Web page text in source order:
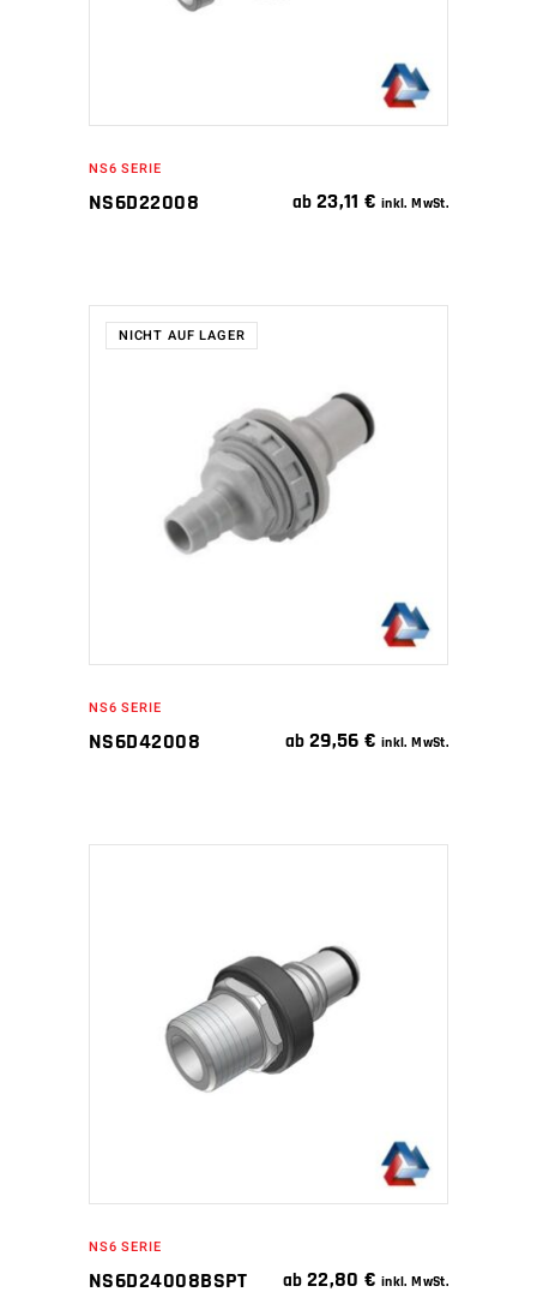
NS6 SERIE
NS6D22008 ab 23,11€ inkl. MwSt.
NICHT AUF LAGER
WEITERLESEN
NS6 SERIE
NS6D42008 ab 29,56€ inkl. MwSt.
IN DEN WARENKORB
NS6 SERIE
NS6D24008BSPT ab 22,80€ inkl. MwSt.